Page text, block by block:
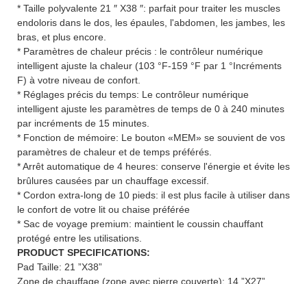
* Taille polyvalente 21 ″ X38 ″: parfait pour traiter les muscles
endoloris dans le dos, les épaules, l'abdomen, les jambes, les
bras, et plus encore.
* Paramètres de chaleur précis : le contrôleur numérique
intelligent ajuste la chaleur (103 °F-159 °F par 1 °Incréments
F) à votre niveau de confort.
* Réglages précis du temps: Le contrôleur numérique
intelligent ajuste les paramètres de temps de 0 à 240 minutes
par incréments de 15 minutes.
* Fonction de mémoire: Le bouton «MEM» se souvient de vos
paramètres de chaleur et de temps préférés.
* Arrêt automatique de 4 heures: conserve l'énergie et évite les
brûlures causées par un chauffage excessif.
* Cordon extra-long de 10 pieds: il est plus facile à utiliser dans
le confort de votre lit ou chaise préférée
* Sac de voyage premium: maintient le coussin chauffant
protégé entre les utilisations.
PRODUCT SPECIFICATIONS:
Pad Taille: 21 ”X38”
Zone de chauffage (zone avec pierre couverte): 14 ”X27”